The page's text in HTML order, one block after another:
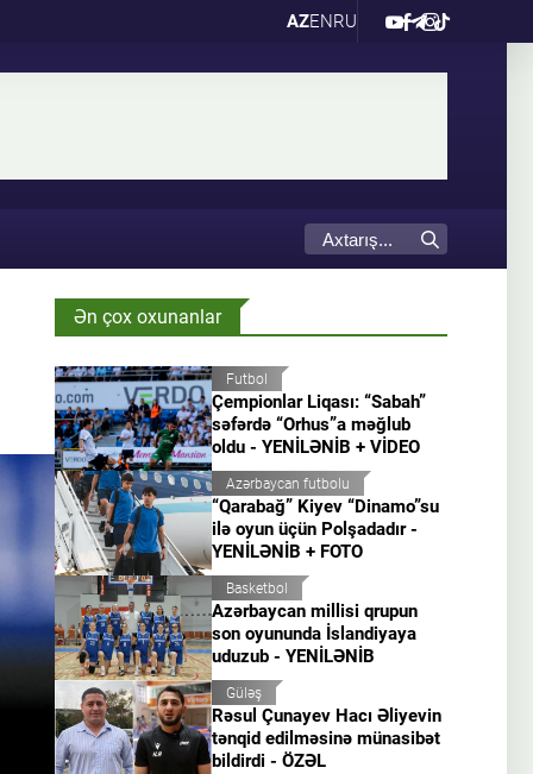
AZENRU
Ən çox oxunanlar
Futbol
Çempionlar Liqası: “Sabah”
səfərdə “Orhus”a məğlub
oldu - YENİLƏNİB + VİDEO
Azərbaycan futbolu
“Qarabağ” Kiyev “Dinamo”su
ilə oyun üçün Polşadadır -
YENİLƏNİB + FOTO
Basketbol
Azərbaycan millisi qrupun
son oyununda İslandiyaya
uduzub - YENİLƏNİB
Güləş
Rəsul Çunayev Hacı Əliyevin
tənqid edilməsinə münasibət
bildirdi - ÖZƏL